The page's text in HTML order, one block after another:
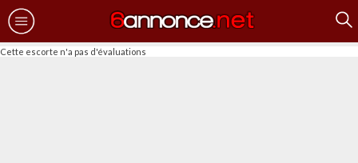
Cette escorte n'a pas d'évaluations